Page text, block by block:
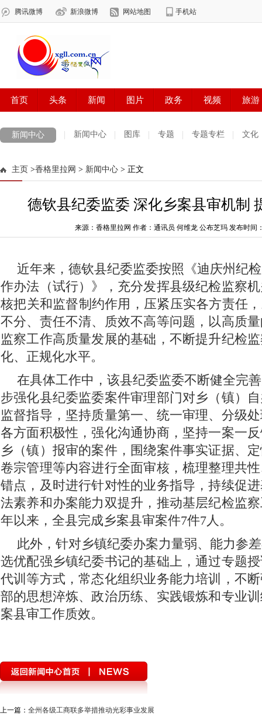
新闻中心 新闻中心 图库 专题 专题专栏 文化
法治迪庆
主页 >香格里拉网 > 新闻中心 > 正文
德钦县纪委监委 深化乡案县审机制
来源：香格里拉网 作者：通讯员 何维龙 公布芝玛 发布时间
近年来，德钦县纪委监委按照《迪庆州纪
作办法（试行）》，充分发挥县级纪检监察
核把关和监督制约作用，压紧压实各方责任
不分、责任不清、质效不高等问题，以高质
监察工作高质量发展的基础，不断提升纪检
化、正规化水平。
在具体工作中，该县纪委监委不断健全完
步强化县纪委监委案件审理部门对乡（镇）
监督指导，坚持质量第一、统一审理、分级
各方面积极性，强化沟通协商，坚持一案一
乡（镇）报审的案件，围绕案件事实证据、
卷宗管理等内容进行全面审核，梳理整理共
错点，及时进行针对性的业务指导，持续促
法素养和办案能力双提升，推动基层纪检监
年以来，全县完成乡案县审案件7件7人。
此外，针对乡镇纪委办案力量弱、能力参
选优配强乡镇纪委书记的基础上，通过专题
代训等方式，常态化组织业务能力培训，不
部的思想淬炼、政治历练、实践锻炼和专业
案县审工作质效。
上一篇： 全州各级工商联多举措推动光彩事业发展